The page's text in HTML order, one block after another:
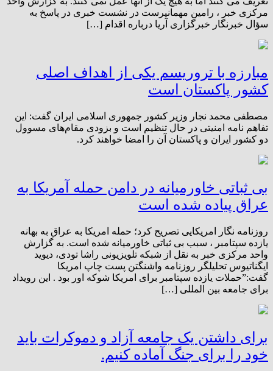
مرکزی خبر ،‌ رامین مهمانپرست در نشست خبری در پاسخ به
سؤال خبرنگار خبرگزاری آریا درباره اقدام […]
مبارزه با تروریسم یکی از اهداف اصلی
کشور پاکستان است
مصطفی محمد نجار وزیر کشور جمهوری اسلامی ایران گفت: این
تفاهم نامه امنیتی در حال تنظیم است و بزودی مقام‌های مسوول
دو کشور ایران و پاکستان آن را امضا خواهند کرد.
بی ثباتی خاورمیانه در دامن حمله آمریکا به
عراق پیاده شده است
روزنامه نگار امریکایی تصریح کرد؛‌ حمله امریکا به عراق به بهانه
یازده سپتامبر ، سبب بی ثباتی خاورمیانه شده است. به گزارش
واحد مرکزی خبر به نقل از شبکه تلویزیونی راشا تودی، دیوید
ایگناتیوس تحلیلگر روزنامه واشنگتن پست چاپ امریکا
گفت:”حملات یازده سپتامبر برای امریکا شوکه اور بود . این رویداد
برای جامعه بین المللی […]
برای داشتن یک جامعه آزاد و دموکرات باید
خود را برای جنگ آماده کنیم.